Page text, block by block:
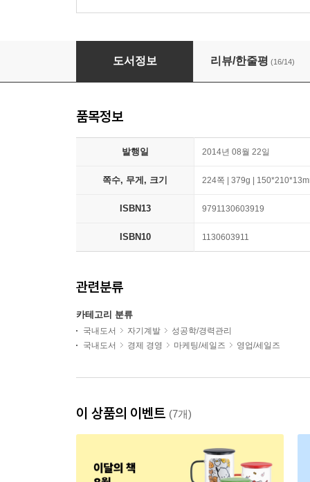
왜 나는 영업부터 배웠는가
도서정보 리뷰/한줄평 (16/14)
품목정보
발행일 2014년 08월 22일
쪽수, 무게, 크기 224쪽 | 379g |
ISBN13 9791130603919
ISBN10 1130603911
관련분류
카테고리 분류
국내도서 자기계발
성공학/경력관리
국내도서
경제 경영 마케팅/세일즈 영업/세일즈
이 상품의 이벤트 (7개)